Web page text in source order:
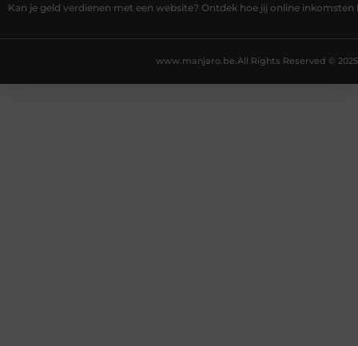
Kan je geld verdienen met een website? Ontdek hoe jij online
All Rights Reserved © 2025
www.manjaro.be.